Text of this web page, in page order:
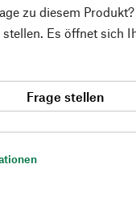
zu diesem
stellen. Es öffnet sich
Frage stellen